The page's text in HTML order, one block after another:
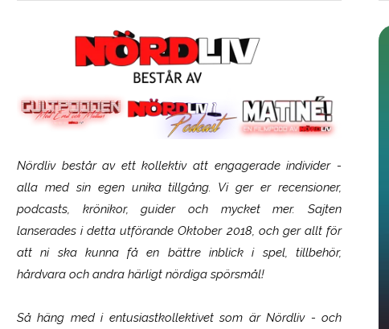
Nördliv består av ett kollektiv att engagerade individer -
alla med sin egen unika tillgång. Vi ger er recensioner,
podcasts, krönikor, guider och mycket mer. Sajten
lanserades i detta utförande Oktober 2018, och ger allt för
att ni ska kunna få en bättre inblick i spel, tillbehör,
hårdvara och andra härligt nördiga spörsmål!
Så häng med i entusiastkollektivet som ärNördliv- och
SCUF Gaming Omega